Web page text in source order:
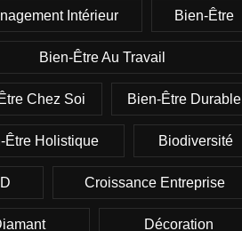
Intérieur Bien-Être
Bien-Être Au Travail
Chez Soi Bien-Être Durable
Être Holistique Biodiversité
Croissance Entreprise
Décoration